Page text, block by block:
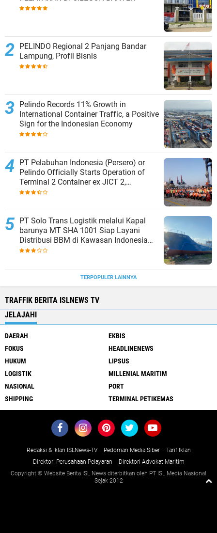
PELINDO Regional 2 Panjang Bandar
Lampung, Profil Bisnis
Pelindo Records 11% Growth in
International Container Traffic, a Positive
Sign for the Indonesian Economy
PT Pelabuhan Indonesia (Persero) or
Pelindo Officially Starts Operation of
Terminal 2 Container ex JICT 2,
Strengthening Productivity of Tanjung
PT Solo Trans Logistik melalui Kapal
barunya MT SHA 1001 Siap Layani
Distribusi BBM di Kawasan Indonesia
bagian Timur
TERPOPULER LAINNYA
TRAFFIK BERITA ISLNEWS TV
JELAJAHI
DAERAH
EKBIS
FOKUS
HEADLINENEWS
HUKUM
LIPSUS
LOGISTIK
MILLENIAL MARITIM
NASIONAL
PORT
SHIPPING
TERMINAL PETIKEMAS
Redaksi & Iklan ISLNews-TV Pedoman Media Siber
Tarif Iklan
Direktori Perusahaan Pelayaran
Direktori Advokat Maritim
Copyright © Website Berita ISL News diterbitkan oleh PT ISL Media Nasional
Sejak 2012